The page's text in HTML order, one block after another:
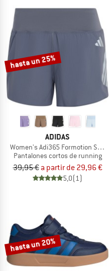
hasta un 25%
ADIDAS
Women's Adi365 Formotion Shorts
Pantalones cortos de running
39,95 € a partir de 29,96 €
5,0(1)
hasta un 20%